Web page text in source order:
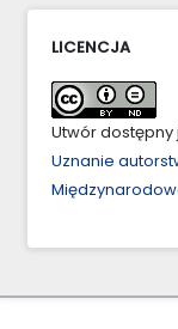
LICENCJA
Utwór dostępny
Uznanie